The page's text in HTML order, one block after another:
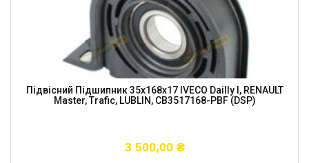
Підвісний Підшипник 35x168x17 IVECO Dailly I, RENAULT
Master, Trafic, LUBLIN, CB3517168-PBF (DSP)
3 500,00 ₴